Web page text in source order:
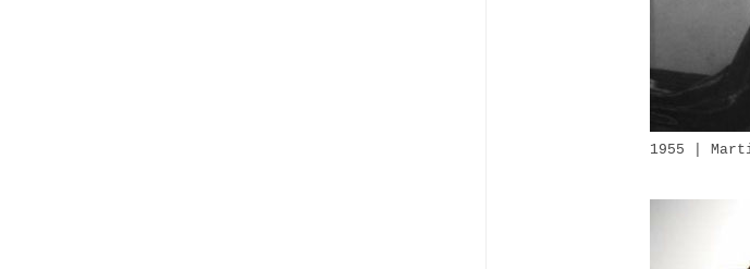
1955 |